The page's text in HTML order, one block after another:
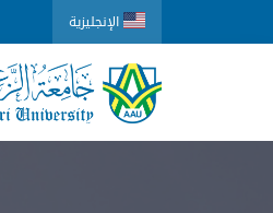
الإنجليزية